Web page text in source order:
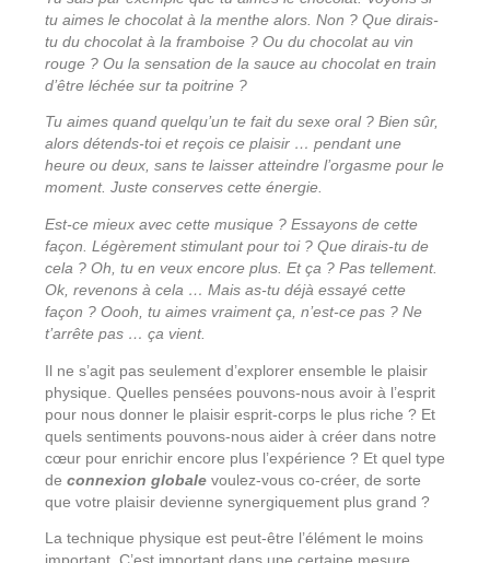
tu aimes le chocolat à la menthe alors. Non ? Que dirais-
tu du chocolat à la framboise ? Ou du chocolat au vin
rouge ? Ou la sensation de la sauce au chocolat en train
d’être léchée sur ta poitrine ?
Tu aimes quand quelqu’un te fait du sexe oral ? Bien sûr,
alors détends-toi et reçois ce plaisir … pendant une
heure ou deux, sans te laisser atteindre l’orgasme pour le
moment. Juste conserves cette énergie.
Est-ce mieux avec cette musique ? Essayons de cette
façon. Légèrement stimulant pour toi ? Que dirais-tu de
cela ? Oh, tu en veux encore plus. Et ça ? Pas tellement.
Ok, revenons à cela … Mais as-tu déjà essayé cette
façon ? Oooh, tu aimes vraiment ça, n’est-ce pas ? Ne
t’arrête pas … ça vient.
Il ne s’agit pas seulement d’explorer ensemble le plaisir
physique. Quelles pensées pouvons-nous avoir à l’esprit
pour nous donner le plaisir esprit-corps le plus riche ? Et
quels sentiments pouvons-nous aider à créer dans notre
cœur pour enrichir encore plus l’expérience ? Et quel type
de connexion globalevoulez-vous co-créer, de sorte
que votre plaisir devienne synergiquement plus grand ?
La technique physique est peut-être l’élément le moins